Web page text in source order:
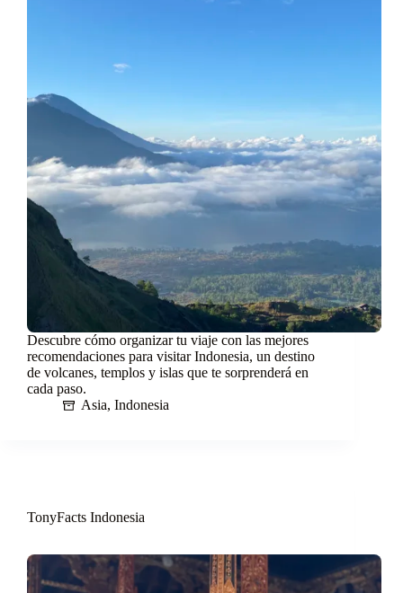
Descubre cómo organizar tu viaje con las mejores
recomendaciones para visitar Indonesia, un destino
de volcanes, templos y islas que te sorprenderá en
cada paso.
Asia, Indonesia
TonyFacts Indonesia